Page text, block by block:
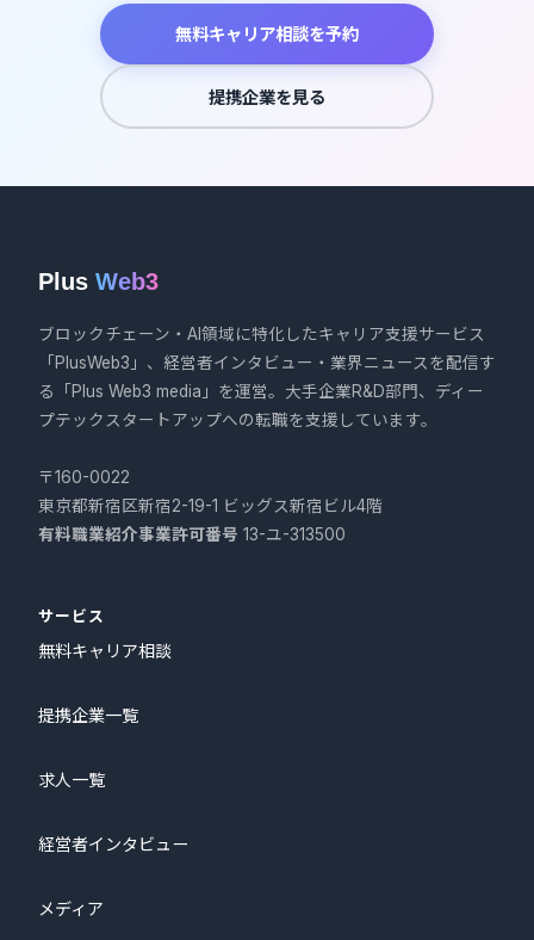
無料キャリア相談を予約
提携企業を見る
Plus Web3
ブロックチェーン・AI領域に特化したキャリア支援サービス
「PlusWeb3」、経営者インタビュー・業界ニュースを配信す
る「Plus Web3 media」を運営。大手企業R&D部門、ディー
プテックスタートアップへの転職を支援しています。
〒160-0022
東京都新宿区新宿2-19-1 ビッグス新宿ビル4階
有料職業紹介事業許可番号 13-ユ-313500
サービス
無料キャリア相談
提携企業一覧
求人一覧
経営者インタビュー
メディア